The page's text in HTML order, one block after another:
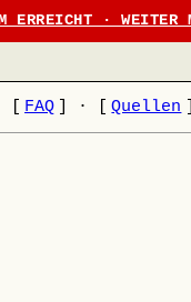
ERREICHT ·
FAQ · Quellen